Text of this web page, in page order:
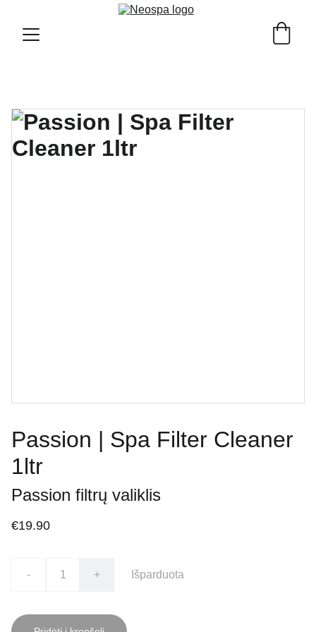
Passion | Spa Filter Cleaner
1ltr
Passion filtrų valiklis
€19.90
- + Išparduota